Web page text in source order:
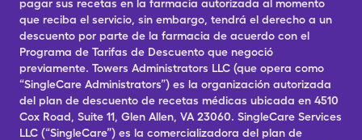
pagar sus recetas en la farmacia autorizada al momento
que reciba el servicio, sin embargo, tendrá el derecho a un
descuento por parte de la farmacia de acuerdo con el
Programa de Tarifas de Descuento que negoció
previamente. Towers Administrators LLC (que opera como
“SingleCare Administrators”) es la organización autorizada
del plan de descuento de recetas médicas ubicada en 4510
Cox Road, Suite 11, Glen Allen, VA 23060. SingleCare Services
LLC (“SingleCare”) es la comercializadora del plan de